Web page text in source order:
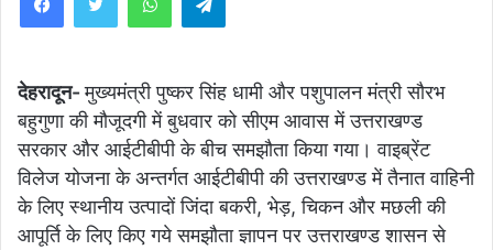
देहरादून-मुख्यमंत्री पुष्कर सिंह धामी और पशुपालन मंत्री सौरभ
बहुगुणा की मौजूदगी में बुधवार को सीएम आवास में उत्तराखण्ड
सरकार और आईटीबीपी के बीच समझौता किया गया। वाइब्रेंट
विलेज योजना के अन्तर्गत आईटीबीपी की उत्तराखण्ड में तैनात वाहिनी
के लिए स्थानीय उत्पादों जिंदा बकरी, भेड़, चिकन और मछली की
आपूर्ति के लिए किए गये समझौता ज्ञापन पर उत्तराखण्ड शासन से